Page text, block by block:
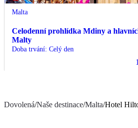
Malta
Celodenní prohlídka Mdiny a
Malty
Doba trvání: Celý den
Dovolená/Naše destinace/Malta/Hotel